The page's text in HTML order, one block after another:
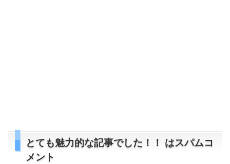
とても魅力的な記事でした！！ はスパムコ
メント